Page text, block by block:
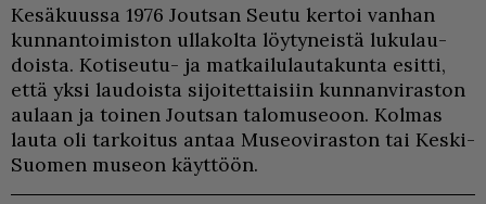
Ke­sä­kuus­sa 1976 Jout­san Seu­tu ker­toi van­han
kun­nan­toi­mis­ton ul­la­kol­ta löy­ty­neis­tä lu­ku­lau­
dois­ta. Ko­ti­seu­tu- ja mat­kai­lu­lau­ta­kun­ta esit­ti,
et­tä yk­si lau­dois­ta si­joi­tet­tai­siin kun­nan­vi­ras­ton
au­laan ja toi­nen Jout­san ta­lo­mu­se­oon. Kol­mas
lau­ta oli tar­koi­tus an­taa Mu­se­o­vi­ras­ton tai Kes­ki-
Suo­men mu­se­on käyt­töön.